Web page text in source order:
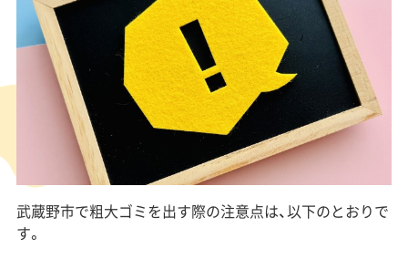
武蔵野市で粗大ゴミを出す際の注意点は、以下のとおりで
す。